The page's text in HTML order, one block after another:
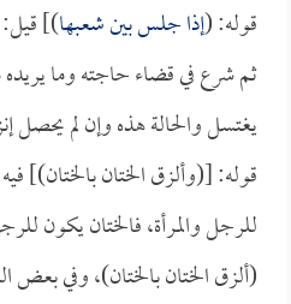
قوله: (إذا جلس بين شعبها)] قيل:
ثم شرع في قضاء حاجته وما يريده
يغتسل والحالة هذه وإن لم يحصل
قوله: [(وألزق الختان بالختان)]
للرجل والمرأة، فالختان يكون
(ألزق الختان بالختان)، وفي بعض